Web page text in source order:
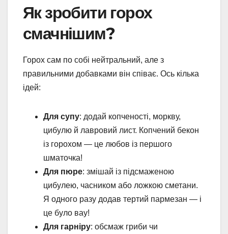
Як зробити горох
смачнішим?
Горох сам по собі нейтральний, але з
правильними добавками він співає. Ось кілька
ідей:
Для супу: додай копченості, моркву,
цибулю й лавровий лист. Копчений бекон
із горохом — це любов із першого
шматочка!
Для пюре: змішай із підсмаженою
цибулею, часником або ложкою сметани.
Я одного разу додав тертий пармезан — і
це було вау!
Для гарніру: обсмаж гриби чи